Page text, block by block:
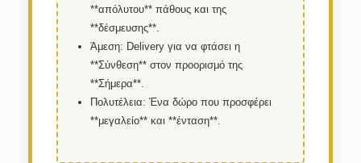
**απόλυτου** πάθους και της
**δέσμευσης**.
Άμεση: Delivery για να φτάσει η
**Σύνθεση** στον προορισμό της
**Σήμερα**.
Πολυτέλεια: Ένα δώρο που προσφέρει
**μεγαλείο** και **ένταση**.